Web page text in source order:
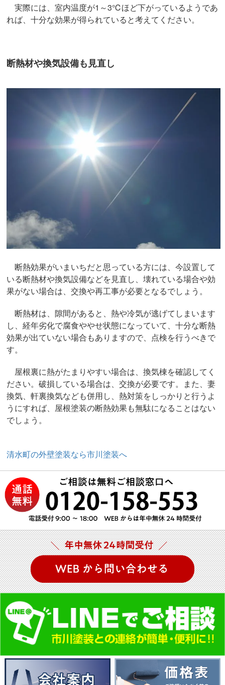
実際には、室内温度が1～3℃ほど下がっているようであ
れば、十分な効果が得られていると考えてください。
断熱材や換気設備も見直し
断熱効果がいまいちだと思っている方には、今設置して
いる断熱材や換気設備などを見直し、壊れている場合や効
果がない場合は、交換や再工事が必要となるでしょう。
断熱材は、隙間があると、熱や冷気が逃げてしまいます
し、経年劣化で腐食ややせ状態になっていて、十分な断熱
効果が出ていない場合もありますので、点検を行うべきで
す。
屋根裏に熱がたまりやすい場合は、換気棟を確認してく
ださい。破損している場合は、交換が必要です。また、妻
換気、軒裏換気なども併用し、熱対策をしっかりと行うよ
うにすれば、屋根塗装の断熱効果も無駄になることはない
でしょう。
清水町の外壁塗装なら市川塗装へ